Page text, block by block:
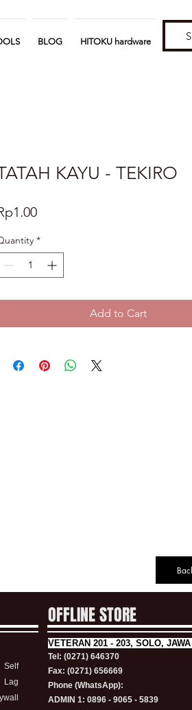
BLOG HITOKU hardware
KAYU - TEKIRO
Price
*
Add to Cart
OFFLINE STORE
Self
Lag
VETERAN 201 - 203, SOLO,
Tel: (0271) 646370
Fax: (0271) 656669
Phone (WhatsApp):
ADMIN 1: 0896 - 9065 - 5839